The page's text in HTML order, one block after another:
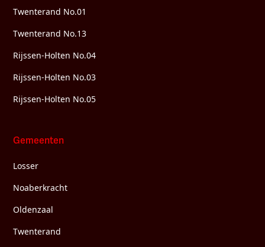
Twenterand No.01
Twenterand No.13
Rijssen-Holten No.04
Rijssen-Holten No.03
Rijssen-Holten No.05
Gemeenten
Losser
Noaberkracht
Oldenzaal
Twenterand